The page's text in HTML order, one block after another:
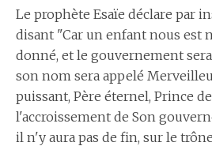
Le prophète Esaïe déclare par
disant "Car un enfant nous est
donné, et le gouvernement
son nom sera appelé
puissant, Père éternel, Prince
l'accroissement de Son
il n'y aura pas de fin, sur le